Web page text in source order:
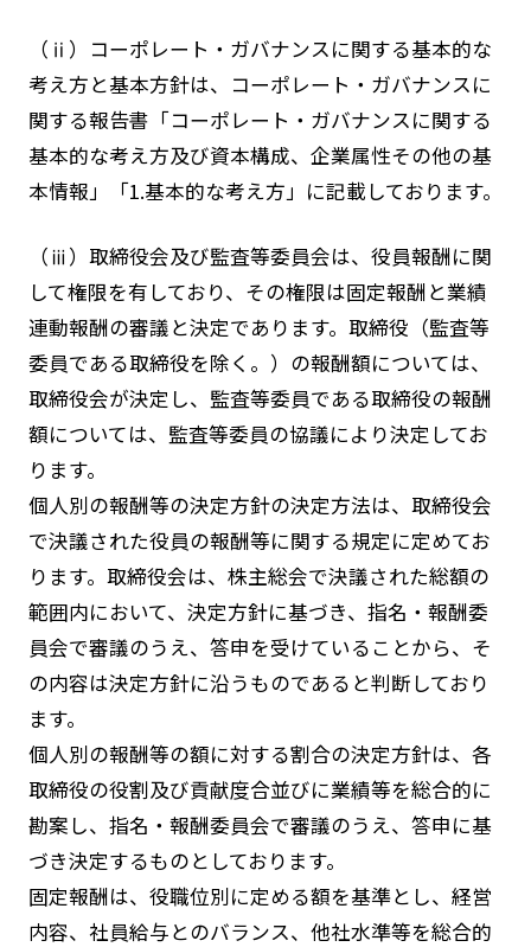
（ⅱ）コーポレート・ガバナンスに関する基本的な
考え方と基本方針は、コーポレート・ガバナンスに
関する報告書「コーポレート・ガバナンスに関する
基本的な考え方及び資本構成、企業属性その他の基
本情報」「1.基本的な考え方」に記載しております。
（ⅲ）取締役会及び監査等委員会は、役員報酬に関
して権限を有しており、その権限は固定報酬と業績
連動報酬の審議と決定であります。取締役（監査等
委員である取締役を除く。）の報酬額については、
取締役会が決定し、監査等委員である取締役の報酬
額については、監査等委員の協議により決定してお
ります。
個人別の報酬等の決定方針の決定方法は、取締役会
で決議された役員の報酬等に関する規定に定めてお
ります。取締役会は、株主総会で決議された総額の
範囲内において、決定方針に基づき、指名・報酬委
員会で審議のうえ、答申を受けていることから、そ
の内容は決定方針に沿うものであると判断しており
ます。
個人別の報酬等の額に対する割合の決定方針は、各
取締役の役割及び貢献度合並びに業績等を総合的に
勘案し、指名・報酬委員会で審議のうえ、答申に基
づき決定するものとしております。
固定報酬は、役職位別に定める額を基準とし、経営
内容、社員給与とのバランス、他社水準等を総合的